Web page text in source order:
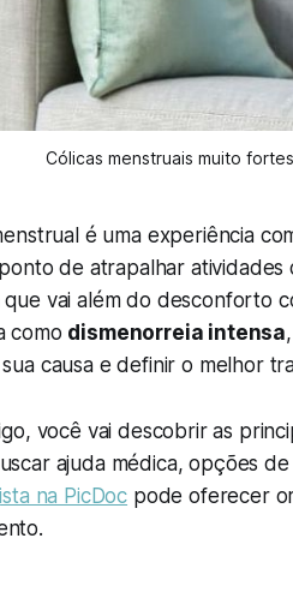
Cólicas menstruais muito
é uma experiência
de atrapalhar
vai além do desconforto
como dismenorreia intensa
causa e definir o melhor
você vai descobrir as
ajuda médica, opções
na PicDoc pode oferecer